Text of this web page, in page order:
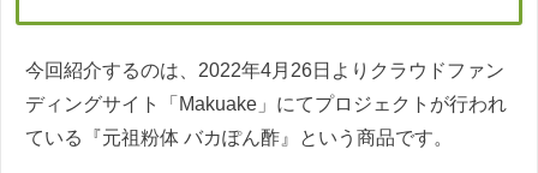
今回紹介するのは、2022年4月26日よりクラウドファン
ディングサイト「Makuake」にてプロジェクトが行われ
ている『元祖粉体 バカぽん酢』という商品です。